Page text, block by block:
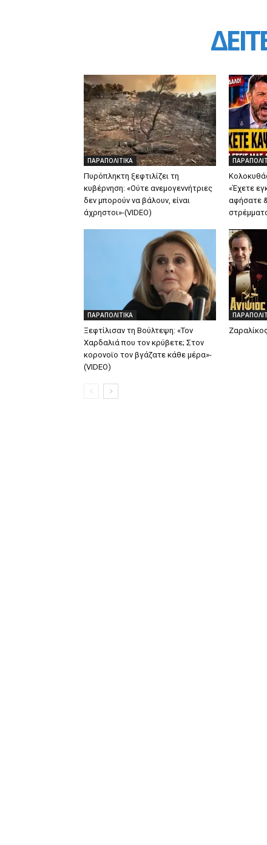
ΠΑΡΑΠΟΛΙΤΙΚΑ
Πυρόπληκτη ξεφτιλίζει τη
κυβέρνηση: «Ούτε ανεμογεννήτριες
δεν μπορούν να βάλουν, είναι
άχρηστοι»-(VIDEO)
«Έχετε
αφήσατε
ΠΑΡΑΠΟΛΙΤΙΚΑ
Ξεφτίλισαν τη Βούλτεψη: «Τον
Χαρδαλιά που τον κρύβετε; Στον
κορονοϊο τον βγάζατε κάθε μέρα»-
(VIDEO)